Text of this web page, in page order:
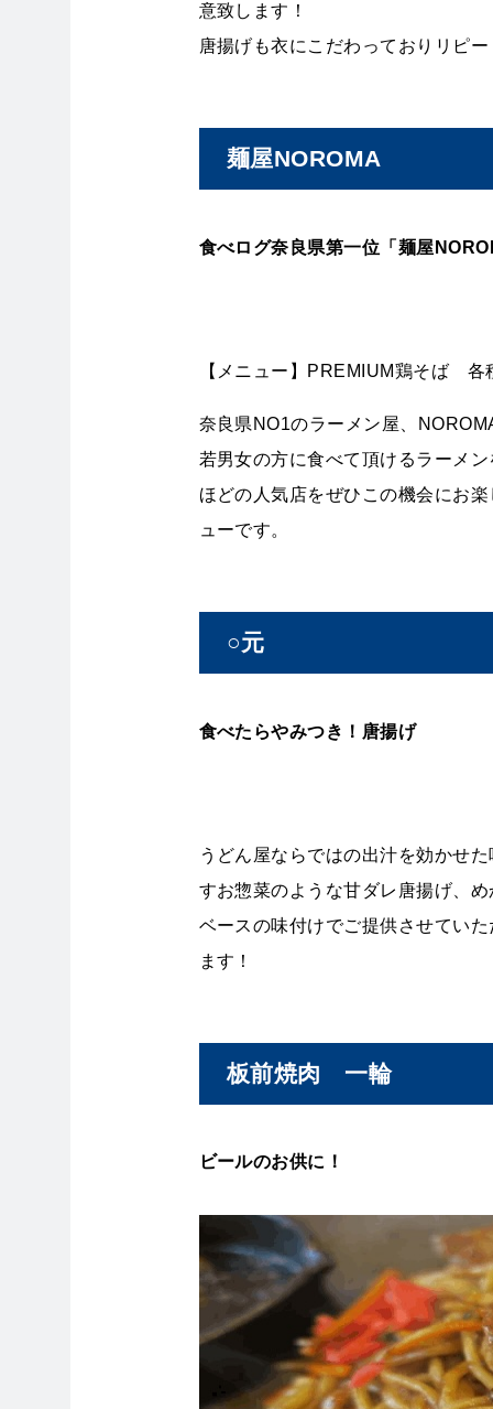
意致します！
唐揚げも衣にこだわっておりリピ
麺屋NOROMA
食べログ奈良県第一位「麺屋
【メニュー】PREMIUM鶏そば 各
奈良県NO1のラーメン屋、
若男女の方に食べて頂けるラーメ
ほどの人気店をぜひこの機会にお
ューです。
○元
食べたらやみつき！唐揚げ
うどん屋ならではの出汁を効かせ
すお惣菜のような甘ダレ唐揚げ、
ベースの味付けでご提供させてい
ます！
板前焼肉 一輪
ビールのお供に！